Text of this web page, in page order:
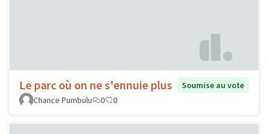
Le parc où on ne s'ennuie plus
Soumise au vote
Chance Pumbulu
0 0